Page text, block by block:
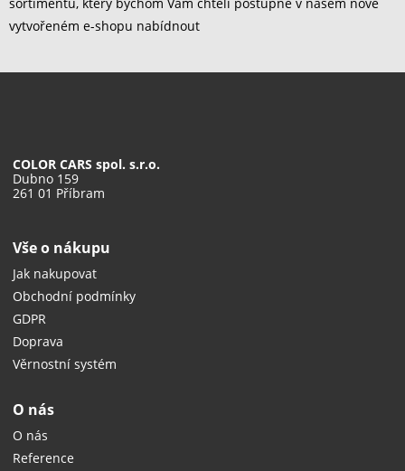
vytvořeném e-shopu nabídnout
COLOR CARS spol. s.r.o.
Dubno 159
261 01 Příbram
Vše o nákupu
Jak nakupovat
Obchodní podmínky
GDPR
Doprava
Věrnostní systém
O nás
O nás
Reference